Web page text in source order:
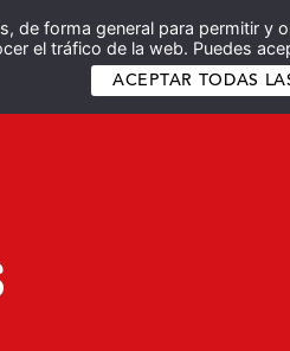
de forma general para permitir
el tráfico de la web. Puedes
ACEPTAR TODAS